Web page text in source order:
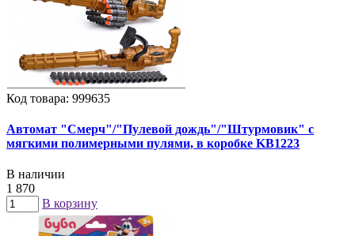
Код товара: 999635
Автомат "Смерч"/"Пулевой дождь"/"Штурмовик" с
мягкими полимерными пулями, в коробке KB1223
В наличии
1 870
В корзину